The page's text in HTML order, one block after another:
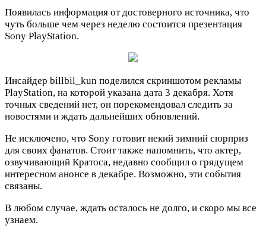
Появилась информация от достоверного источника, что
чуть больше чем через неделю состоится презентация
Sony PlayStation.
Инсайдер billbil_kun поделился скриншотом рекламы
PlayStation, на которой указана дата 3 декабря. Хотя
точных сведений нет, он порекомендовал следить за
новостями и ждать дальнейших обновлений.
Не исключено, что Sony готовит некий зимний сюрприз
для своих фанатов. Стоит также напомнить, что актер,
озвучивающий Кратоса, недавно сообщил о грядущем
интересном анонсе в декабре. Возможно, эти события
связаны.
В любом случае, ждать осталось не долго, и скоро мы все
узнаем.